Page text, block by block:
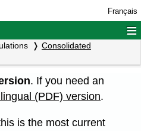
Français
≡
Consolidated
. If you need an
(PDF) version.
is the most current